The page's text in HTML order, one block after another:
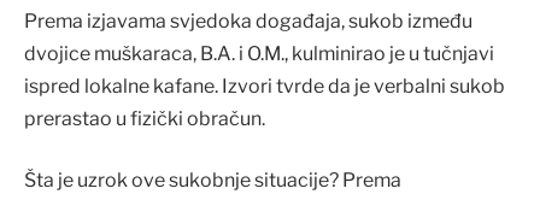
Prema izjavama svjedoka događaja, sukob između
dvojice muškaraca, B.A. i O.M., kulminirao je u tučnjavi
ispred lokalne kafane. Izvori tvrde da je verbalni sukob
prerastao u fizički obračun.
Šta je uzrok ove sukobnje situacije? Prema